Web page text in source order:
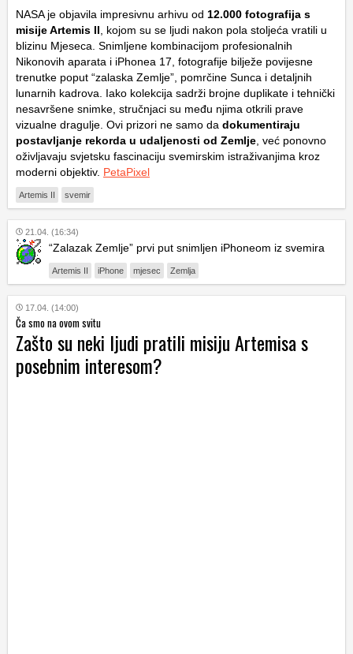
NASA je objavila impresivnu arhivu od 12.000 fotografija s
misijeArtemis II , kojom su se ljudi nakon pola stoljeća vratili u
blizinu Mjeseca. Snimljene kombinacijom profesionalnih
Nikonovih aparata i iPhonea 17, fotografije bilježe povijesne
trenutke poput “zalaska Zemlje”, pomrčine Sunca i detaljnih
lunarnih kadrova. Iako kolekcija sadrži brojne duplikate i tehnički
nesavršene snimke, stručnjaci su među njima otkrili prave
vizualne dragulje. Ovi prizori ne samo da dokumentiraju
postavljanje rekorda u udaljenosti od Zemlje , već ponovno
oživljavaju svjetsku fascinaciju svemirskim istraživanjima kroz
moderni objektiv. PetaPixel
Artemis II svemir
21.04. (16:34)
“Zalazak Zemlje” prvi put snimljen iPhoneom iz svemira
Artemis II iPhone mjesec Zemlja
17.04. (14:00)
Ča smo na ovom svitu
Zašto su neki ljudi pratili misiju Artemisa s
posebnim interesom?